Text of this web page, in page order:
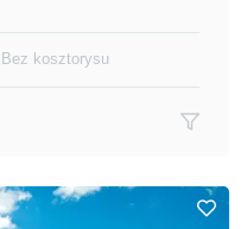
Bez kosztorysu